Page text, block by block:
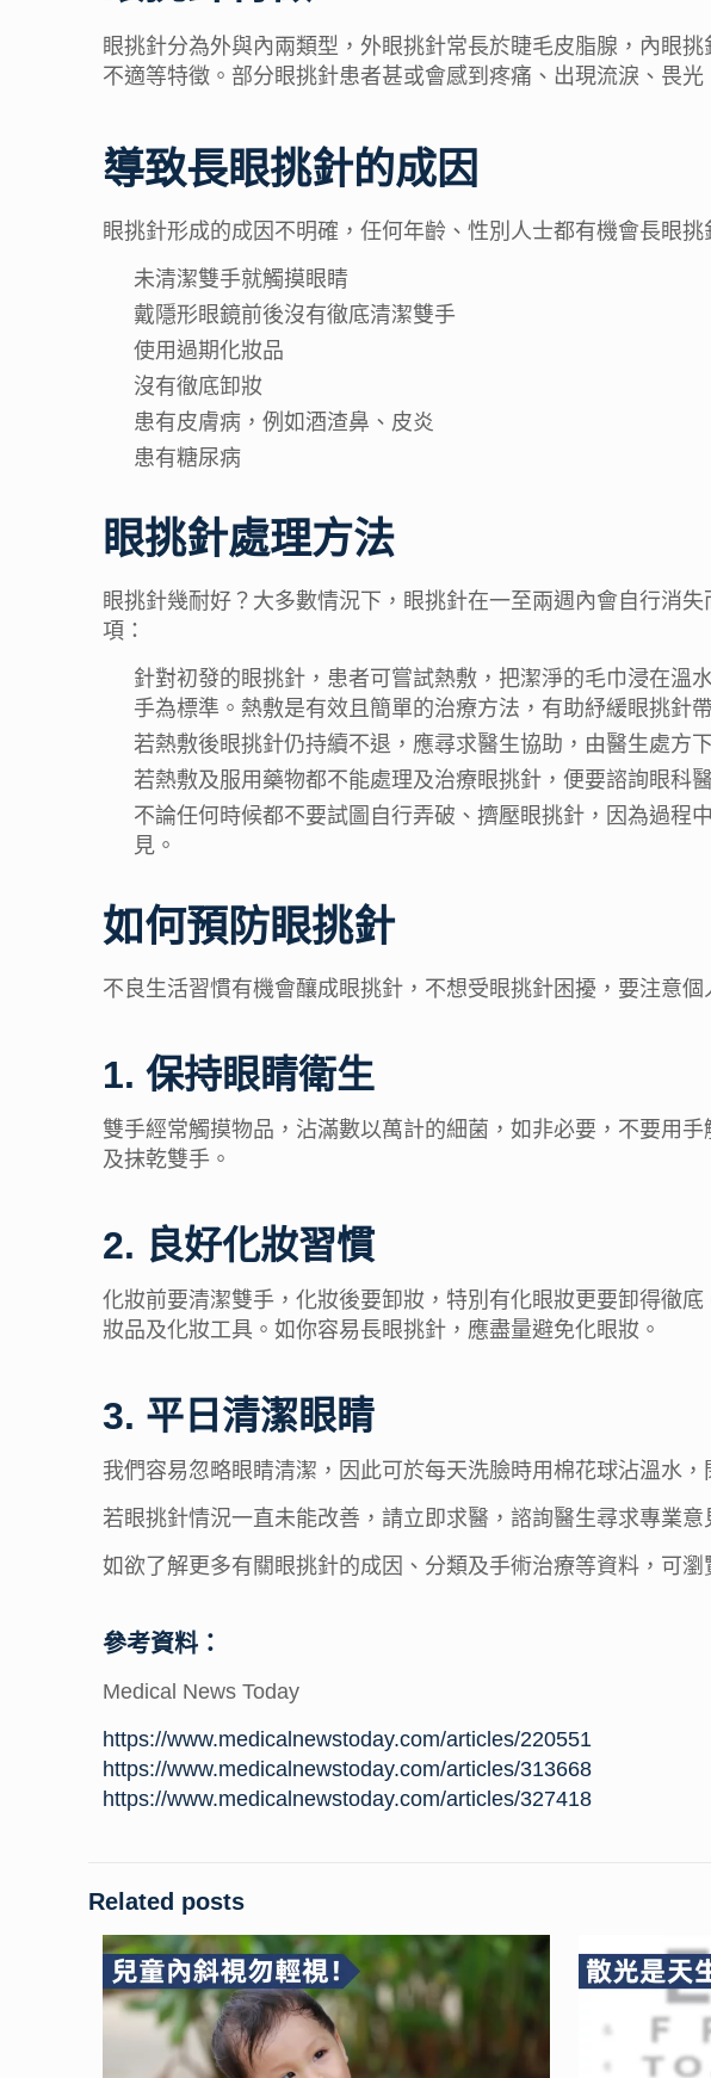
眼挑針分為外與內兩類型，外眼挑針常長於睫毛皮脂腺，內眼
不適等特徵。部分眼挑針患者甚或會感到疼痛、出現流淚、畏
導致長眼挑針的成因
眼挑針形成的成因不明確，任何年齡、性別人士都有機會長眼
未清潔雙手就觸摸眼睛
戴隱形眼鏡前後沒有徹底清潔雙手
使用過期化妝品
沒有徹底卸妝
患有皮膚病，例如酒渣鼻、皮炎
患有糖尿病
眼挑針處理方法
眼挑針幾耐好？大多數情況下，眼挑針在一至兩週內會自行消
項：
針對初發的眼挑針，患者可嘗試熱敷，把潔淨的毛巾浸在溫
手為標準。熱敷是有效且簡單的治療方法，有助紓緩眼挑針
若熱敷後眼挑針仍持續不退，應尋求醫生協助，由醫生處方
若熱敷及服用藥物都不能處理及治療眼挑針，便要諮詢眼科
不論任何時候都不要試圖自行弄破、擠壓眼挑針，因為過程
見。
如何預防眼挑針
不良生活習慣有機會釀成眼挑針，不想受眼挑針困擾，要注意
1. 保持眼睛衛生
雙手經常觸摸物品，沾滿數以萬計的細菌，如非必要，不要用
及抹乾雙手。
2. 良好化妝習慣
化妝前要清潔雙手，化妝後要卸妝，特別有化眼妝更要卸得徹
妝品及化妝工具。如你容易長眼挑針，應盡量避免化眼妝。
3. 平日清潔眼睛
我們容易忽略眼睛清潔，因此可於每天洗臉時用棉花球沾溫水，
若眼挑針情況一直未能改善，請立即求醫，諮詢醫生尋求專業意
如欲了解更多有關眼挑針的成因、分類及手術治療等資料，可瀏
參考資料：
Medical News Today
https://www.medicalnewstoday.com/articles/220551
https://www.medicalnewstoday.com/articles/313668
https://www.medicalnewstoday.com/articles/327418
Related posts